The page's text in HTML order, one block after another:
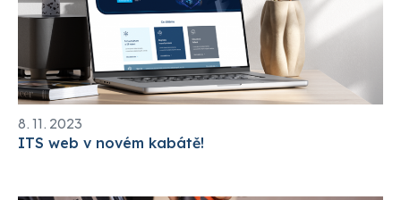
8. 11. 2023
ITS web v novém kabátě!